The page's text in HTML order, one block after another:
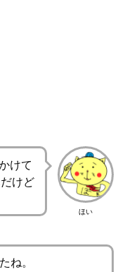
ほい
けて
けど
ね。